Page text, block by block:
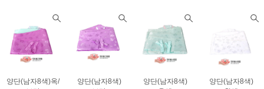
양단(남자8색)옥/
양단(남자8색)
양단(남자8색)
양단(남자8색)